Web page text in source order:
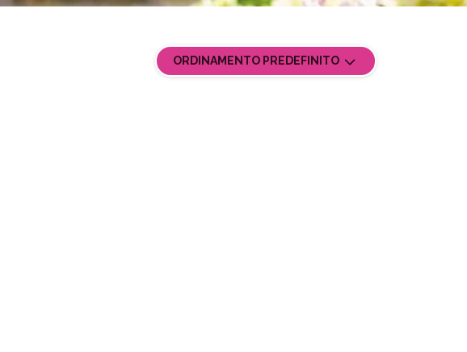
ORDINAMENTO PREDEFINITO